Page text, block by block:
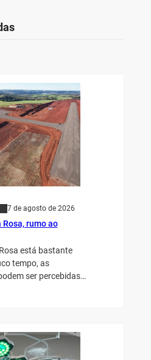
7 de agosto de 2026
Rosa, rumo ao
está bastante
tempo, as
ser percebidas…